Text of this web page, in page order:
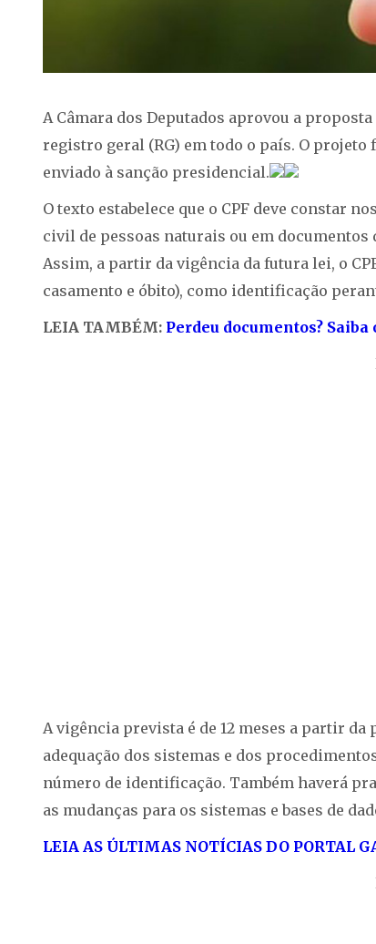
A Câmara dos Deputados aprovou a
registro geral (RG) em todo o país. O projeto
enviado à sanção presidencial.
O texto estabelece que o CPF deve constar
civil de pessoas naturais ou em
Assim, a partir da vigência da futura lei, o
casamento e óbito), como identificação
LEIA TAMBÉM: Perdeu documentos?
A vigência prevista é de 12 meses a partir
adequação dos sistemas e dos
número de identificação. Também haverá
as mudanças para os sistemas e bases de
LEIA AS ÚLTIMAS NOTÍCIAS DO PORTAL